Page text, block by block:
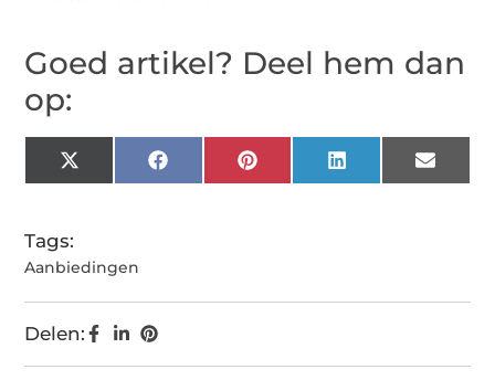
Goed artikel? Deel hem dan
op:
X
(Twitter)
FacebookPinterestLinkedIn Email
Tags:
Aanbiedingen
Delen: